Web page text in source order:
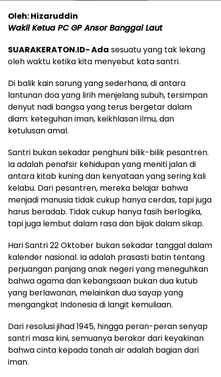
Oleh: Hizaruddin
Wakil Ketua PC GP Ansor Banggai Laut
SUARAKERATON.ID- Ada sesuatu yang tak lekang
oleh waktu ketika kita menyebut kata santri.
Di balik kain sarung yang sederhana, di antara
lantunan doa yang lirih menjelang subuh, tersimpan
denyut nadi bangsa yang terus bergetar dalam
diam: keteguhan iman, keikhlasan ilmu, dan
ketulusan amal.
Santri bukan sekadar penghuni bilik-bilik pesantren.
Ia adalah penafsir kehidupan yang meniti jalan di
antara kitab kuning dan kenyataan yang sering kali
kelabu. Dari pesantren, mereka belajar bahwa
menjadi manusia tidak cukup hanya cerdas, tapi juga
harus beradab. Tidak cukup hanya fasih berlogika,
tapi juga lembut dalam rasa dan bijak dalam sikap.
Hari Santri 22 Oktober bukan sekadar tanggal dalam
kalender nasional. Ia adalah prasasti batin tentang
perjuangan panjang anak negeri yang meneguhkan
bahwa agama dan kebangsaan bukan dua kutub
yang berlawanan, melainkan dua sayap yang
mengangkat Indonesia di langit kemuliaan.
Dari resolusi jihad 1945, hingga peran-peran senyap
santri masa kini, semuanya berakar dari keyakinan
bahwa cinta kepada tanah air adalah bagian dari
iman.